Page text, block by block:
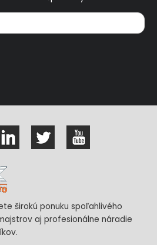
širokú ponuku spoľahlivého
aj profesionálne náradie